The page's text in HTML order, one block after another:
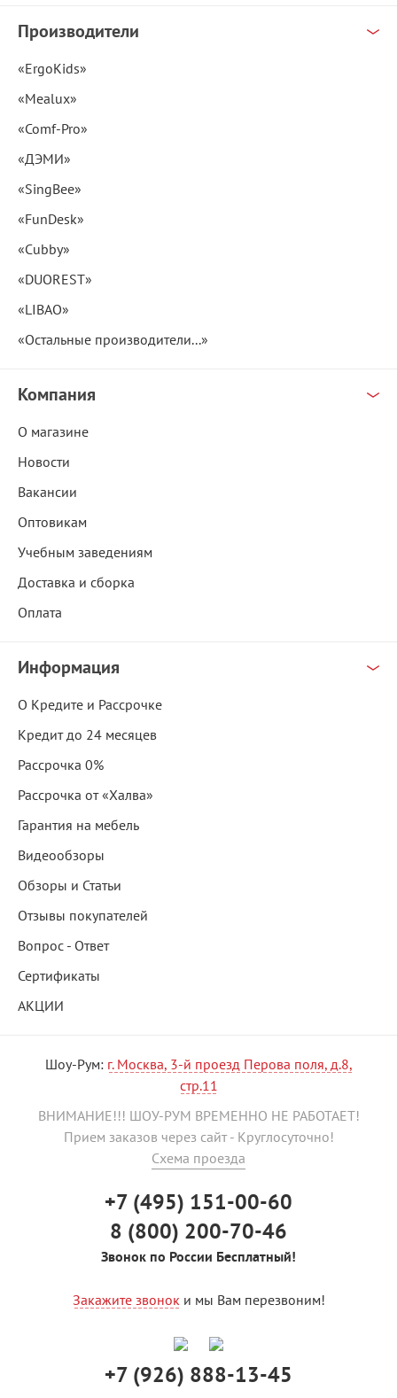
Производители
«ErgoKids»
«Mealux»
«Comf-Pro»
«ДЭМИ»
«SingBee»
«FunDesk»
«Cubby»
«DUOREST»
«LIBAO»
«Остальные производители...»
Компания
О магазине
Новости
Вакансии
Оптовикам
Учебным заведениям
Доставка и сборка
Оплата
Информация
О Кредите и Рассрочке
Кредит до 24 месяцев
Рассрочка 0%
Рассрочка от «Халва»
Гарантия на мебель
Видеообзоры
Обзоры и Статьи
Отзывы покупателей
Вопрос - Ответ
Сертификаты
АКЦИИ
Шоу-Рум: г. Москва, 3-й проезд Перова поля, д.8,
стр.11
ВНИМАНИЕ!!! ШОУ-РУМ ВРЕМЕННО НЕ РАБОТАЕТ!
Прием заказов через сайт - Круглосуточно!
Схема проезда
+7 (495) 151-00-60
8 (800) 200-70-46
Звонок по России Бесплатный!
Закажите звоноки мы Вам перезвоним!
+7 (926) 888-13-45